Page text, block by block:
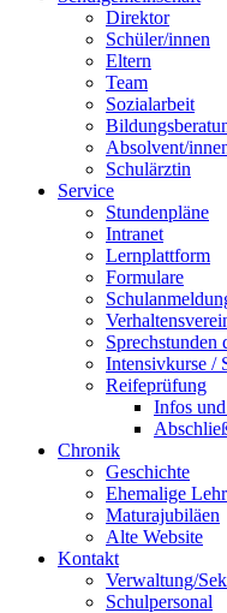
Direktor
Schüler/innen
Eltern
Team
Sozialarbeit
Absolvent/
Schulärztin
Service
Stundenpläne
Intranet
Lernplattform
Formulare
Sprechstunden
Intensivkurse /
Reifeprüfung
Infos
Chronik
Geschichte
Ehemalige
Maturajubiläen
Alte Website
Kontakt
Verwaltung/
Schulpersonal